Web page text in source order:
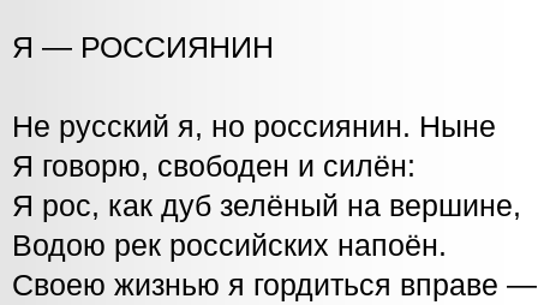
Я — РОССИЯНИН
Не русский я, но россиянин. Ныне
Я говорю, свободен и силён:
Я рос, как дуб зелёный на вершине,
Водою рек российских напоён.
Своею жизнью я гордиться вправе